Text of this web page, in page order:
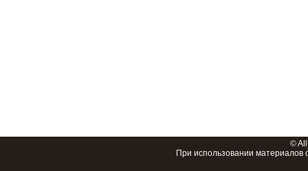
©
При использовании материалов